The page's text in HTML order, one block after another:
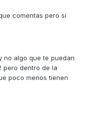
comentas pero sí
no algo que te puedan
pero dentro de la
poco menos tienen